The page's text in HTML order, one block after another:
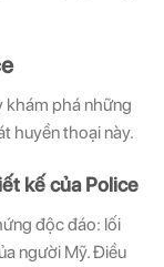
khám phá những
huyền thoại này.
kế của Police
độc đáo: lối
người Mỹ. Điều